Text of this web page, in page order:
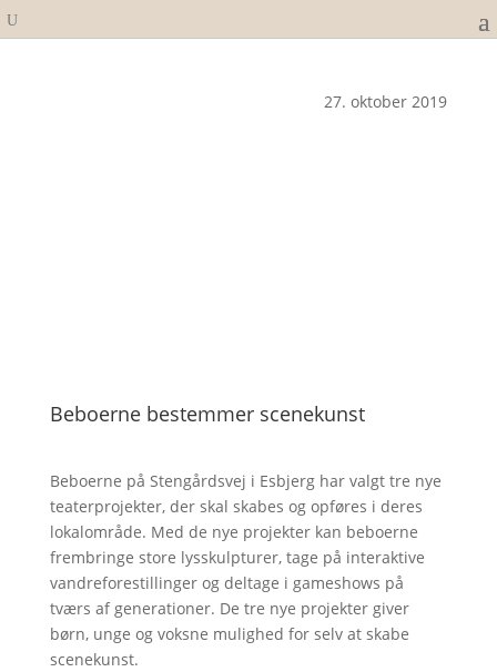
27. oktober 2019
Beboerne bestemmer scenekunst
Beboerne på Stengårdsvej i Esbjerg har valgt tre nye
teaterprojekter, der skal skabes og opføres i deres
lokalområde. Med de nye projekter kan beboerne
frembringe store lysskulpturer, tage på interaktive
vandreforestillinger og deltage i gameshows på
tværs af generationer. De tre nye projekter giver
børn, unge og voksne mulighed for selv at skabe
scenekunst.